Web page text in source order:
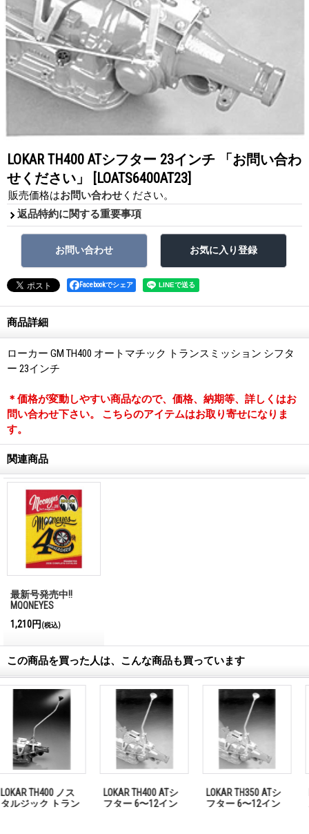
LOKAR TH400 ATシフター 23インチ 「お問い合わ
せください」
[LOATS6400AT23]
販売価格はお問い合わせ ください。
返品特約に関する重要事項
Facebookでシェア
商品詳細
ローカー GM TH400 オートマチック トランスミッション シフタ
ー 23インチ
＊価格が変動しやすい商品なので、価格、納期等、詳しくはお
問い合わせ下さい。 こちらのアイテムはお取り寄せになりま
す。
関連商品
最新号発売中!!
MQQNEYES
Magazine No.28 2026
1,210円(税込)
この商品を買った人は、こんな商品も買っています
LOKAR TH350 ATシ
フター 6〜12イン
LOKAR TH350 テー
ルマウント ATシフ
LOKAR TH400 ノス
タルジック トラン